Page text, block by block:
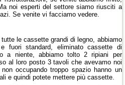
noi esperti del settore siamo riusciti a
Se venite vi facciamo vedere.
le cassette grandi di legno, abbiamo
fuori standard, eliminato cassette di
a niente, abbiamo tolto 2 ripiani per
al loro posto 3 tavoli che avevamo noi
occupando troppo spazio hanno un
e quindi potete mettere più cassette.